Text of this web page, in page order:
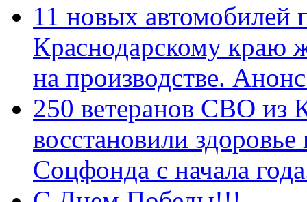
11 новых автомобилей
Краснодарскому краю
на производстве.
250 ветеранов СВО из
восстановили
Соцфонда с начала